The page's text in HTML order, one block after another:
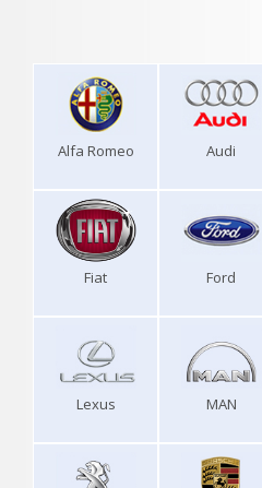
Alfa Romeo Audi
Fiat Ford
Lexus MAN